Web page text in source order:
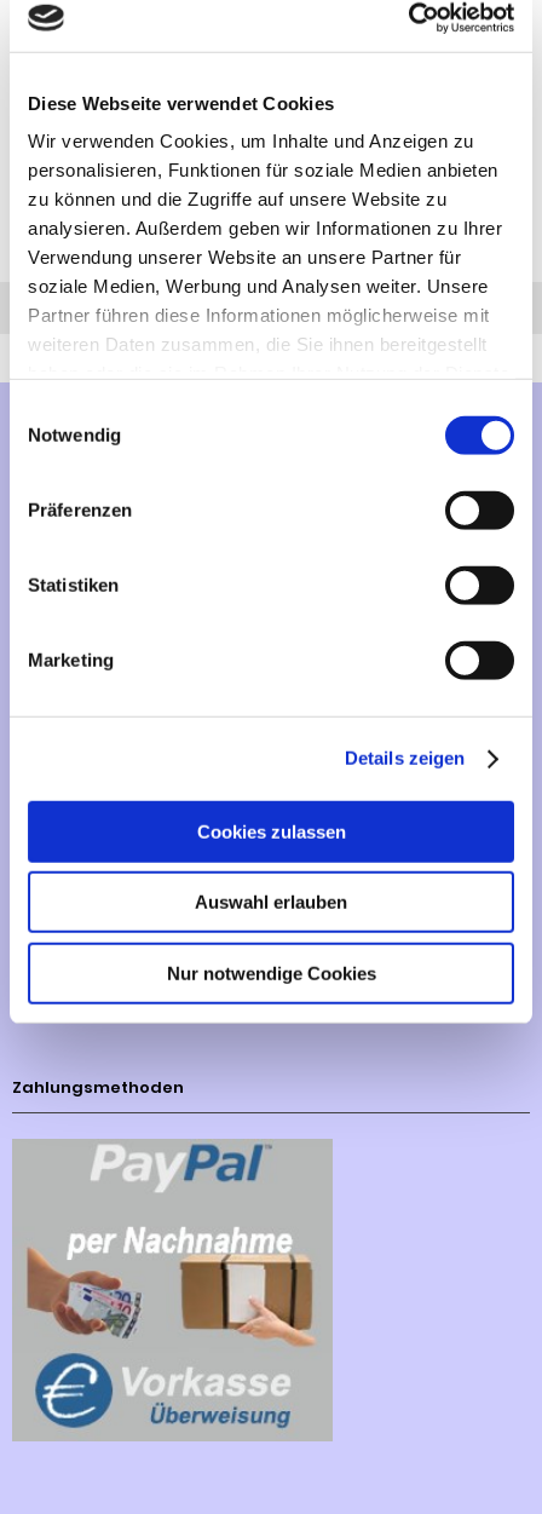
Diese Webseite verwendet Cookies
Wir verwenden Cookies, um Inhalte und Anzeigen zu
personalisieren, Funktionen für soziale Medien anbieten
zu können und die Zugriffe auf unsere Website zu
analysieren. Außerdem geben wir Informationen zu Ihrer
Verwendung unserer Website an unsere Partner für
soziale Medien, Werbung und Analysen weiter. Unsere
Partner führen diese Informationen möglicherweise mit
weiteren Daten zusammen, die Sie ihnen bereitgestellt
Notwendig
Präferenzen
Statistiken
Marketing
Details zeigen
Cookies zulassen
Auswahl erlauben
Nur notwendige Cookies
Anfrage Anrufen AHK-Finder
Mehr über...
Vertrag widerrufen
Informationen
Liefer- und Versandkosten
Impressum
Sitemap
Zahlungsmethoden